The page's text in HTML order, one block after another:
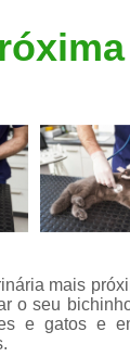
mais
o seu
e gatos e